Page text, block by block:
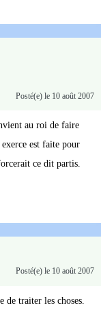
Posté(e) le 10 août 2007
au roi de faire
est faite pour
ce dit partis.
Posté(e) le 10 août 2007
de traiter les choses.